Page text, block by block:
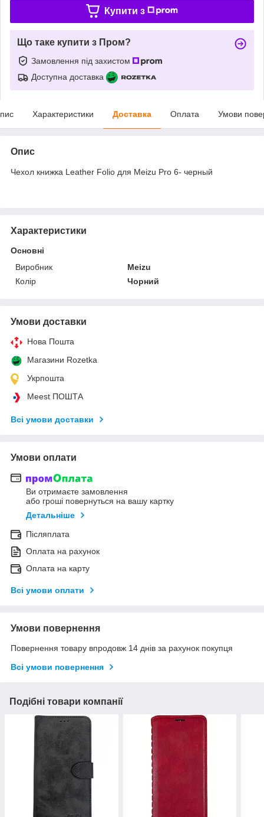
Купити з
Що таке купити з Пром?
Замовлення під захистом
Доступна доставка
Характеристики Доставка Оплата Умови
Опис
Чехол книжка Leather Folio для Meizu Pro 6- черный
Характеристики
Основні
Виробник
Meizu
Колір
Чорний
Умови доставки
Нова Пошта
Магазини Rozetka
Укрпошта
Meest ПОШТА
Всі умови доставки
Умови оплати
Ви отримаєте замовлення
або гроші повернуться на вашу картку
Детальніше
Післяплата
Оплата на рахунок
Оплата на карту
Всі умови оплати
Умови повернення
Повернення товару впродовж 14 днів за рахунок покупця
Всі умови повернення
Подібні товари компанії